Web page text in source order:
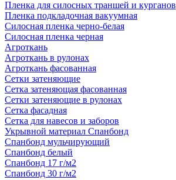
Пленка для силосных траншей и курганов
Пленка подкладочная вакуумная
Силосная пленка черно-белая
Силосная пленка черная
Агроткань
Агроткань в рулонах
Агроткань фасованная
Сетки затеняющие
Сетка затеняющая фасованная
Сетки затеняющие в рулонах
Сетка фасадная
Сетка для навесов и заборов
Укрывной материал Спанбонд
Спанбонд мульчирующий
Спанбонд белый
Спанбонд 17 г/м2
Спанбонд 30 г/м2